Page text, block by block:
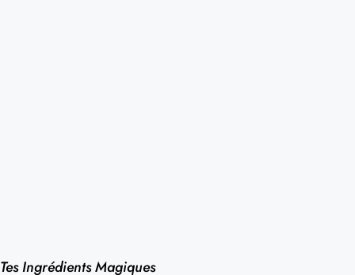
Tes Ingrédients Magiques